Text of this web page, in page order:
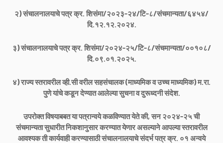
२) संचालनालयाचे पत्र क्र. शिसंमा/२०२३-२४/टि-८/संचमान्यता/६४५४/
दि.१२.१२.२०२४.
३) संचालनालयाचे पत्र क्र. शिसंमा/२०२४-२५/टि-८/संचमान्यता/००१०८/
दि.०९.०१.२०२५.
४) राज्य स्तरावरील व्ही.सी वरील सहसंचालक (माध्यमिक व उच्च माध्यमिक) म.रा.
पुणे यांचे कडून देण्यात आलेल्या सुचना व दुरूध्दनी संदेश.
उपरोक्त विषयाबबत या पत्रान्वये कळविण्यात येते की, सन २०२४-२५ ची
संचमान्यता सुधारीत निकशानुसार करण्यात येणार असल्याने आपल्या स्तरावरील
आवश्यक ती कार्यवाही करण्यासाठी संचालनालयाचे संदर्भ पत्र क्र. ०१ अन्वये